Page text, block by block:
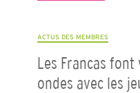
ACTUS DES MEMBRES
Les Francas
ondes avec les